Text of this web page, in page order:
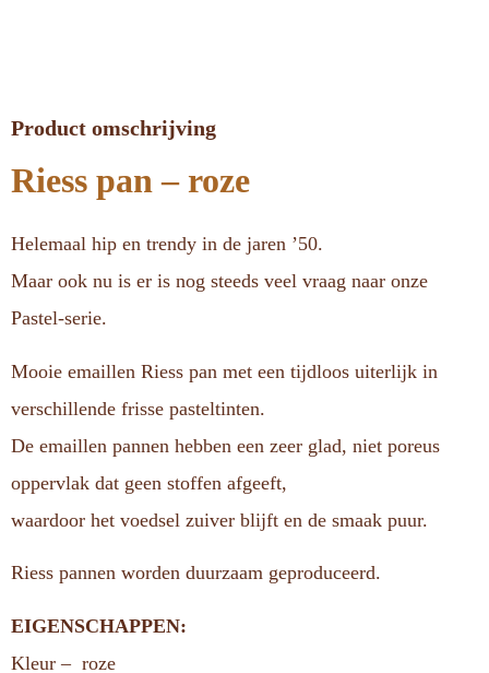
Product omschrijving
Riess pan – roze
Helemaal hip en trendy in de jaren ’50.
Maar ook nu is er is nog steeds veel vraag naar onze
Pastel-serie.
Mooie emaillen Riess pan met een tijdloos uiterlijk in
verschillende frisse pasteltinten.
De emaillen pannen hebben een zeer glad, niet poreus
oppervlak dat geen stoffen afgeeft,
waardoor het voedsel zuiver blijft en de smaak puur.
Riess pannen worden duurzaam geproduceerd.
EIGENSCHAPPEN:
Kleur – roze